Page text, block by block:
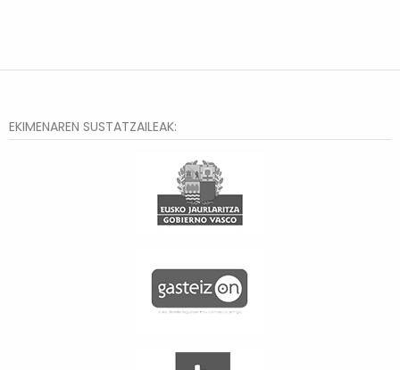
EKIMENAREN SUSTATZAILEAK: